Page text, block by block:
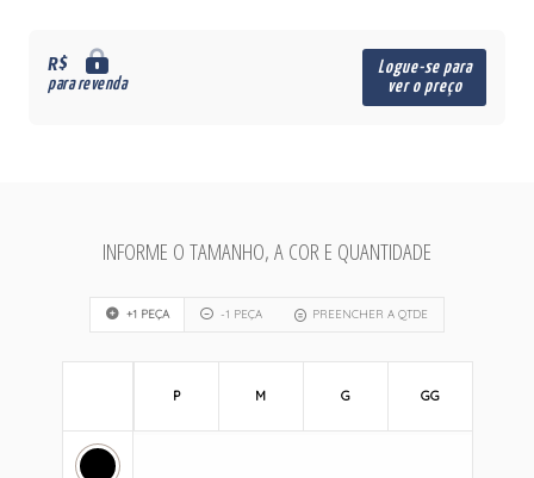
R$
para revenda
Logue-se para
ver o preço
INFORME O TAMANHO, A COR E QUANTIDADE
+1 PEÇA -1 PEÇA PREENCHER A QTDE
P M G GG